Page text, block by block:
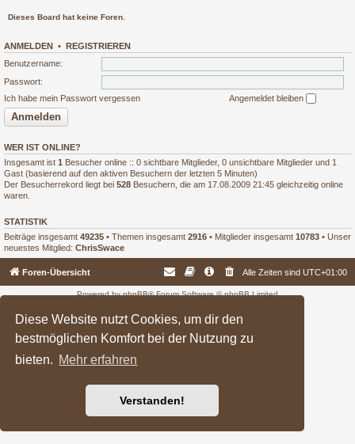
Diese Website nutzt Cookies, um dir den
bestmöglichen Komfort bei der Nutzung zu
bieten. Mehr erfahren
Verstanden!
Dieses Board hat keine Foren.
ANMELDEN • REGISTRIEREN
Benutzername:
Passwort:
Ich habe mein Passwort vergessen
Angemeldet bleiben
WER IST ONLINE?
Insgesamt ist 1
Besucher online :: 0 sichtbare Mitglieder, 0 unsichtbare Mitglieder und 1
Gast (basierend auf den aktiven Besuchern der letzten 5 Minuten)
Der Besucherrekord liegt bei 528 Besuchern, die am 17.08.2009 21:45 gleichzeitig online
waren.
STATISTIK
Beiträge insgesamt 49235 • Themen insgesamt 2916 • Mitglieder insgesamt 10783 • Unser
neuestes Mitglied: ChrisSwace
Foren-Übersicht Alle Zeiten sind UTC+01:00
Powered byphpBB® Forum Software © phpBB Limited